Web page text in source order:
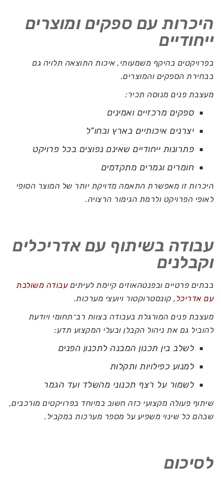
היכרות עם ספקים ומוצרים
ייחודיים
בפרויקטים בהיקף משמעותי, איכות התוצאה תלויה גם
בבחירת הספקים והמוצרים.
מעצבת פנים מנוסה תכיר:
ספקים מרכזיים ואמינים
יצרנים איכותיים בארץ ובחו"ל
פתרונות ייחודיים שאינם נפוצים בכל פרויקט
חומרים וגמרים מתקדמים
היכרות זו מאפשרת התאמה מדויקת יותר של המוצר הסופי
לאופי הפרויקט ולרמת הגימור הרצויה.
עבודה בשיתוף עם אדריכלים
וקבלנים
בבתים פרטיים ובפנטהאוזים קיימת לעיתיםעבודה משולבת
עם אדריכל , קונסטרוקטור ויועצי מערכות.
מעצבת פנים המורגלת בעבודה בצוות רב־תחומי ויודעת
להוביל גם את ניהול הקבלן ובעלי המקצוע תדע:
לשלב בין תכנון המבנה לתכנון הפנים
למנוע כפילויות ותקלות
לשמור על רצף תכנוני מהשלד ועד הגמר
שיתוף פעולה מקצועי כזה חשוב במיוחד בפרויקטים מורכבים,
שבהם כל שינוי משפיע על מספר מערכות במקביל.
לסיכום